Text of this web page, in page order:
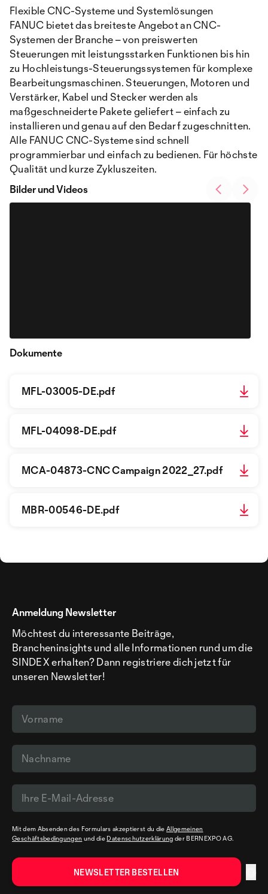
Flexible CNC-Systeme und Systemlösungen
FANUC bietet das breiteste Angebot an CNC-
Systemen der Branche – von preiswerten
Steuerungen mit leistungsstarken Funktionen bis hin
zu Hochleistungs-Steuerungssystemen für komplexe
Bearbeitungsmaschinen. Steuerungen, Motoren und
Verstärker, Kabel und Stecker werden als
maßgeschneiderte Pakete geliefert – einfach zu
installieren und genau auf den Bedarf zugeschnitten.
Alle FANUC CNC-Systeme sind schnell
programmierbar und einfach zu bedienen. Für höchste
Qualität und kurze Zykluszeiten.
Bilder und Videos
Dokumente
MFL-03005-DE.pdf
MFL-04098-DE.pdf
MCA-04873-CNC Campaign 2022_27.pdf
MBR-00546-DE.pdf
Anmeldung Newsletter
Möchtest du interessante Beiträge,
Brancheninsights und alle Informationen rund um die
SINDEX erhalten? Dann registriere dich jetzt für
unseren Newsletter!
Mit dem Absenden des Formulars akzeptierst du dieAllgemeinen
Geschäftsbedingungen und die Datenschutzerklärung der BERNEXPO AG.